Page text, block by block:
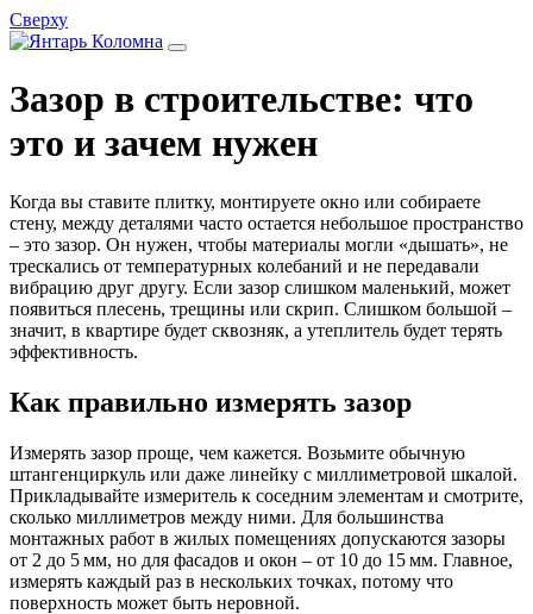
Сверху
Зазор в строительстве: что
это и зачем нужен
Когда вы ставите плитку, монтируете окно или собираете
стену, между деталями часто остается небольшое пространство
– это зазор. Он нужен, чтобы материалы могли «дышать», не
трескались от температурных колебаний и не передавали
вибрацию друг другу. Если зазор слишком маленький, может
появиться плесень, трещины или скрип. Слишком большой –
значит, в квартире будет сквозняк, а утеплитель будет терять
эффективность.
Как правильно измерять зазор
Измерять зазор проще, чем кажется. Возьмите обычную
штангенциркуль или даже линейку с миллиметровой шкалой.
Прикладывайте измеритель к соседним элементам и смотрите,
сколько миллиметров между ними. Для большинства
монтажных работ в жилых помещениях допускаются зазоры
от 2 до 5 мм, но для фасадов и окон – от 10 до 15 мм. Главное,
измерять каждый раз в нескольких точках, потому что
поверхность может быть неровной.